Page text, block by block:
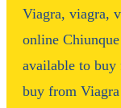
Viagra, viagra,
online
available to
buy from